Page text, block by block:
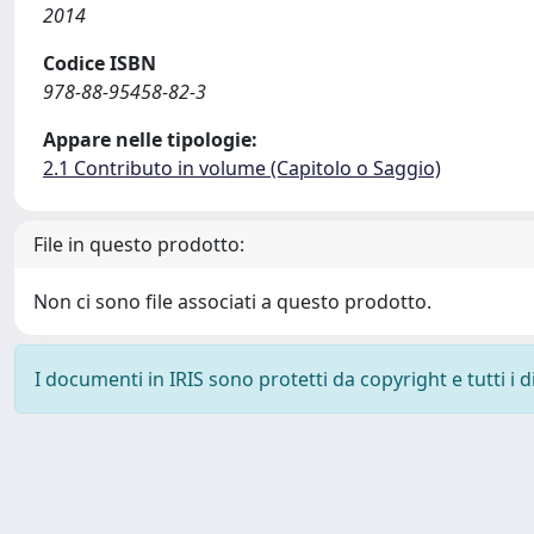
2014
Codice ISBN
978-88-95458-82-3
Appare nelle tipologie:
2.1 Contributo in volume (Capitolo o Saggio)
File in questo prodotto:
Non ci sono file associati a questo prodotto.
I documenti in IRIS sono protetti da copyright e tutti i